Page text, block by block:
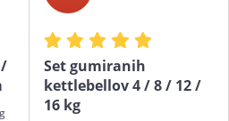
Set gumiranih
kettlebellov 4 / 8 / 12 /
16 kg